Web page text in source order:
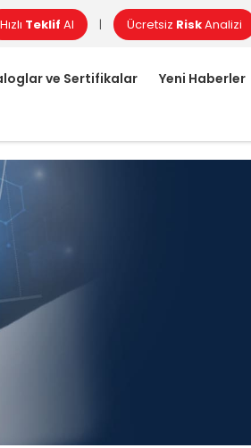
Hızlı Teklif Al | Ücretsiz RiskAnalizi
ve Sertifikalar Yeni Haberler